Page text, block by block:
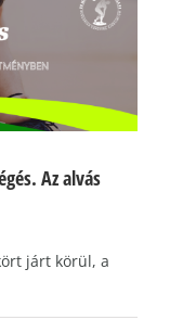
Az alvás
járt körül, a